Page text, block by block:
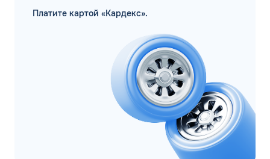
Платите картой «Кардекс».